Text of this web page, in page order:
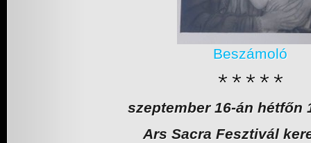
Beszámoló
szeptember 16-án hétfőn
Ars Sacra Fesztivál